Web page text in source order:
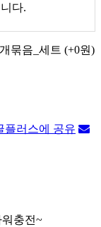
다.
묶음_세트 (+0원)
충전~